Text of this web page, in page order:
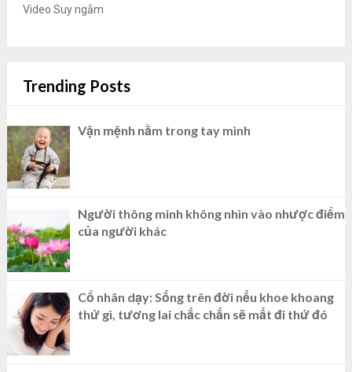
Video Suy ngẫm
Trending Posts
Vận mệnh nằm trong tay mình
Người thông minh không nhìn vào nhược điểm
của người khác
Cổ nhân dạy: Sống trên đời nếu khoe khoang
thứ gì, tương lai chắc chắn sẽ mất đi thứ đó